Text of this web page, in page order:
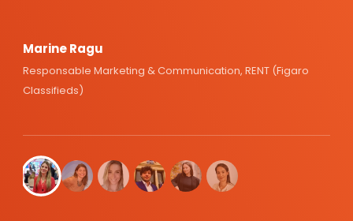
Marine Ragu
Responsable Marketing & Communication, RENT (Figaro
Classifieds)